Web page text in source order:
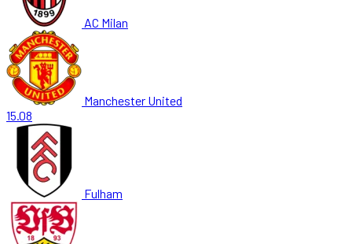
AC Milan
Manchester United
15.08
Fulham